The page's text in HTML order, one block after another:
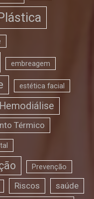
embreagem
estética facial
Hemodiálise
Térmico
Prevenção
Riscos saúde